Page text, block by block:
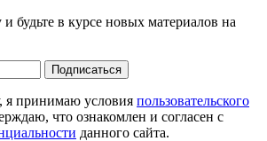
будьте в курсе новых материалов на
я принимаю условия пользовательского
что ознакомлен и согласен с
данного сайта.